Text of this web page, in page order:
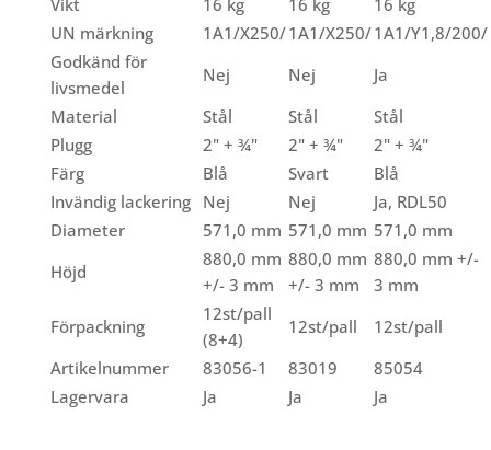
Vikt
16 kg 16 kg
16 kg
UN märkning
1A1/X250/1A1/X250/1A1/Y1,8/200/
Godkänd för
livsmedel
Nej Nej
Ja
Material
Stål Stål
Stål
Plugg
2" + ¾" 2" + ¾"
2" + ¾"
Färg
Blå Svart
Blå
Invändig lackering
Nej Nej
Ja, RDL50
Diameter
571,0 mm 571,0 mm 571,0 mm
Höjd
880,0 mm
+/- 3 mm
880,0 mm
+/- 3 mm
880,0 mm +/-
3 mm
Förpackning
12st/pall
(8+4)
12st/pall
12st/pall
Artikelnummer
83056-1 83019
85054
Lagervara
Ja Ja Ja